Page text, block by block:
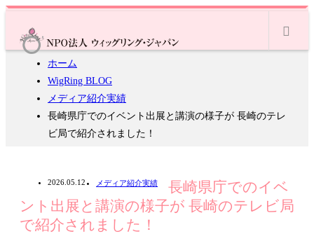
ホーム
WigRing BLOG
メディア紹介実績
長崎県庁でのイベント出展と講演の様子が 長崎のテレ
ビ局で紹介されました！
2026.05.12 メディア紹介実績
長崎県庁でのイベ
ント出展と講演の様子が 長崎のテレビ局
で紹介されました！